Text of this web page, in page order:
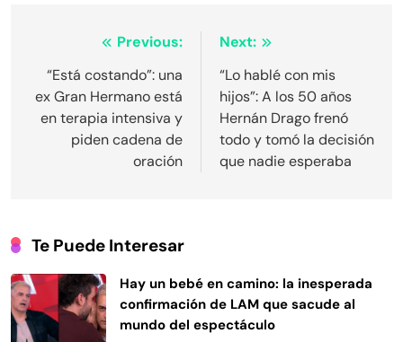
Navegación
de
entradas
Previous:
“Está costando”: una
ex Gran Hermano está
en terapia intensiva y
piden cadena de
oración
Next:
“Lo hablé con mis
hijos”: A los 50 años
Hernán Drago frenó
todo y tomó la decisión
que nadie esperaba
Te Puede Interesar
Hay un bebé en camino: la inesperada
confirmación de LAM que sacude al
mundo del espectáculo